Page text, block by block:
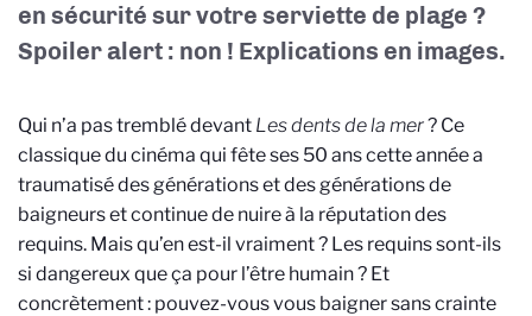
en sécurité sur votre serviette de plage ?
Spoiler alert : non ! Explications en images.
Qui n’a pas tremblé devant Les dents de la mer? Ce
classique du cinéma qui fête ses 50 ans cette année a
traumatisé des générations et des générations de
baigneurs et continue de nuire à la réputation des
requins. Mais qu’en est-il vraiment ? Les requins sont-ils
si dangereux que ça pour l’être humain ? Et
concrètement : pouvez-vous vous baigner sans crainte